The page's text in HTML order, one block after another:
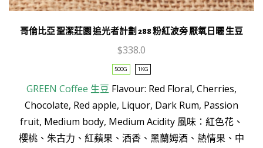
哥倫比亞 聖潔莊園 追光者計劃 288 粉紅波旁 厭氧日曬 生豆
$338.0
500G 1KG
GREEN Coffee 生豆 Flavour: Red Floral, Cherries,
Chocolate, Red apple, Liquor, Dark Rum, Passion
fruit, Medium body, Medium Acidity 風味：紅色花、
櫻桃、朱古力、紅蘋果、酒香、黑蘭姆酒、熱情果、中
This
product
has